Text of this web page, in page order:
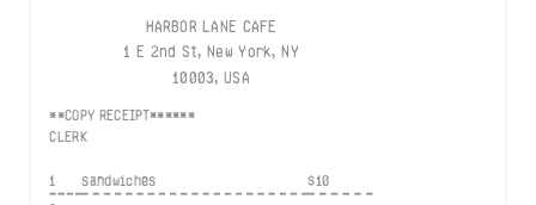
HARBOR LANE CAFE
1 E 2nd St, New York, NY
10003, USA
**COPY RECEIPT******
CLERK
1 sandwiches $10